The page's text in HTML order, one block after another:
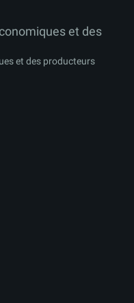
et des
et des producteurs